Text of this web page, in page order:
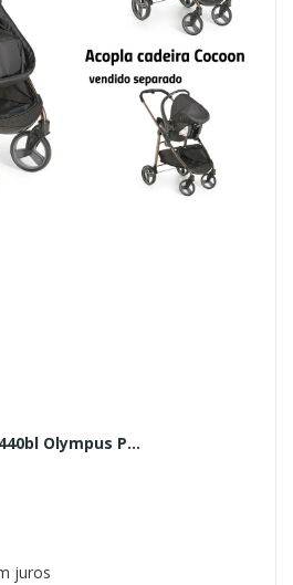
Olympus P...
juros